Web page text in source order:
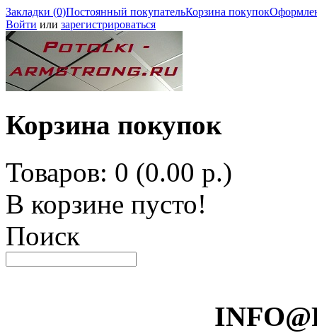
Закладки (0)Постоянный покупательКорзина покупок
Войти или зарегистрироваться
Корзина покупок
Товаров: 0 (0.00 р.)
В корзине пусто!
Поиск